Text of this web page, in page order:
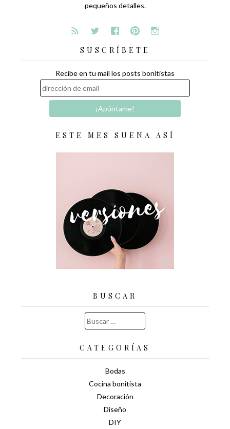
pequeños detalles.
SUSCRÍBETE
Recibe en tu mail los posts bonitistas
ESTE MES SUENA ASÍ
BUSCAR
Buscar:
CATEGORÍAS
Bodas
Cocina bonitista
Decoración
Diseño
DIY